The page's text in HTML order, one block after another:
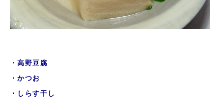
・高野豆腐
・かつお
・しらす干し